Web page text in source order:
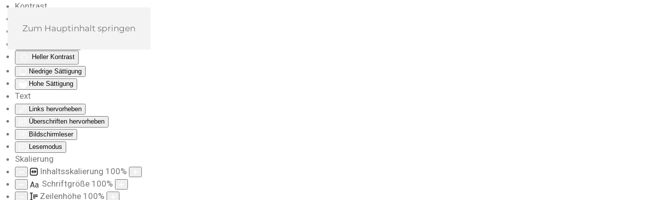
Kontrast
Monochrom
Heller Kontrast
Niedrige Sättigung
Hohe Sättigung
Text
Links hervorheben
Überschriften hervorheben
Bildschirmleser
Lesemodus
Skalierung
Inhaltsskalierung 100%
Aa Schriftgröße 100%
Zeilenhöhe 100%
Zum Hauptinhalt springen